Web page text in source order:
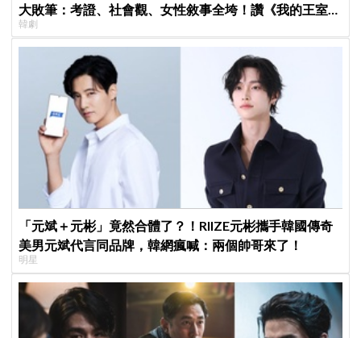
大敗筆：考證、社會觀、女性敘事全垮！讚《我的王室死
對頭》諷刺到位
韓劇
「元斌＋元彬」竟然合體了？！RIIZE元彬攜手韓國傳奇
美男元斌代言同品牌，韓網瘋喊：兩個帥哥來了！
明星